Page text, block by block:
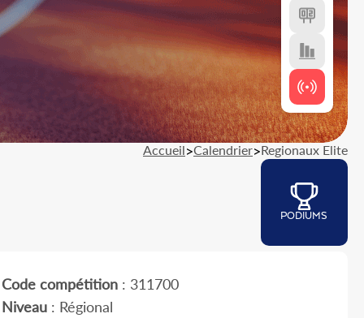
Accueil>Calendrier>Regionaux Elite
PODIUMS
Code compétition: 311700
Niveau: Régional